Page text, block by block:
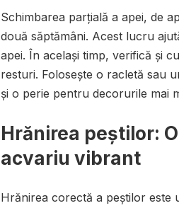
Schimbarea parțială a apei, de
două săptămâni. Acest lucru
apei. În același timp, verifică și
resturi. Folosește o racletă sau
și o perie pentru decorurile mai
Hrănirea peștilor:
acvariu vibrant
Hrănirea corectă a peștilor este